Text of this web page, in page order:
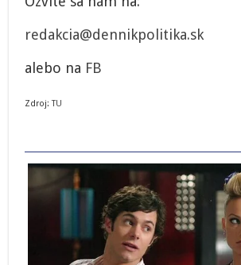
redakcia@dennikpolitika.sk
alebo na FB
Zdroj:TU